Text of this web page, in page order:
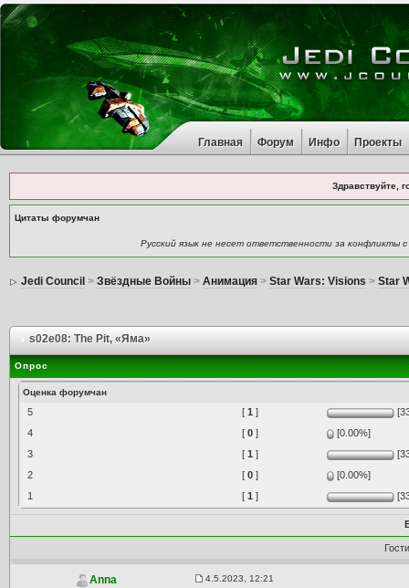
Главная Форум Инфо Проекты
Здравствуйте,
Цитаты форумчан
Русский язык не несет ответственности за конфликты
Jedi Council > Звёздные Войны> Анимация> Star Wars: Visions > Star
s02e08: The Pit, «Яма»
Опрос
Оценка форумчан
5 [ 1 ]
4
[ 0]
[0.00%]
3
[ 1 ]
2
[ 0]
[0.00%]
1
[ 1 ]
Anna 4.5.2023, 12:21